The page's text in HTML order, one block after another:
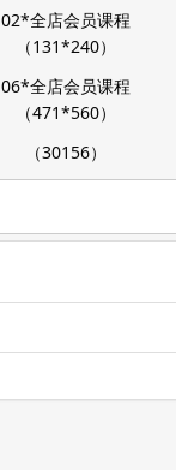
02*全店会员课程
（131*240）
06*全店会员课程
（471*560）
（30156）